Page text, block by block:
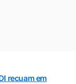
recuam em